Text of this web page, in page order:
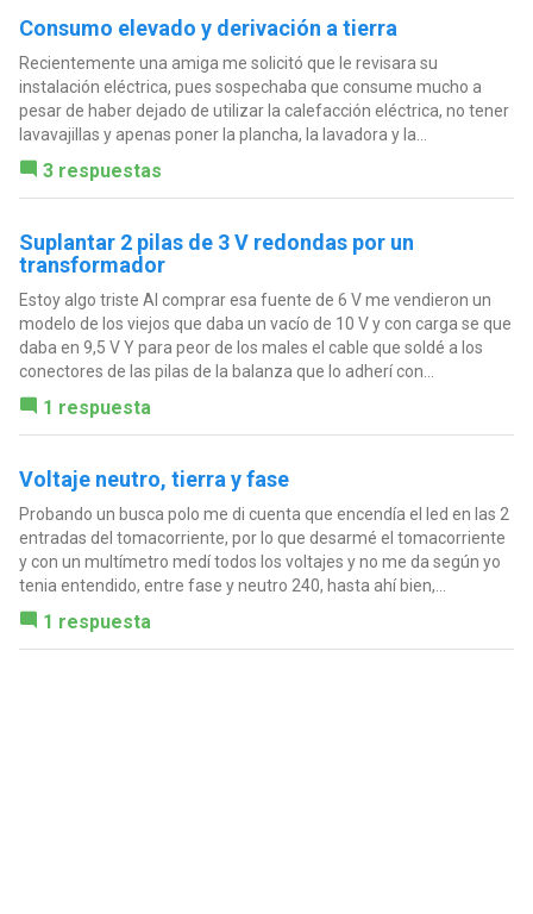
Consumo elevado y derivación a tierra
Recientemente una amiga me solicitó que le revisara su
instalación eléctrica, pues sospechaba que consume mucho a
pesar de haber dejado de utilizar la calefacción eléctrica, no tener
lavavajillas y apenas poner la plancha, la lavadora y la...
3 respuestas
Suplantar 2 pilas de 3 V redondas por un
transformador
Estoy algo triste Al comprar esa fuente de 6 V me vendieron un
modelo de los viejos que daba un vacío de 10 V y con carga se que
daba en 9,5 V Y para peor de los males el cable que soldé a los
conectores de las pilas de la balanza que lo adherí con...
1 respuesta
Voltaje neutro, tierra y fase
Probando un busca polo me di cuenta que encendía el led en las 2
entradas del tomacorriente, por lo que desarmé el tomacorriente
y con un multímetro medí todos los voltajes y no me da según yo
tenia entendido, entre fase y neutro 240, hasta ahí bien,...
1 respuesta